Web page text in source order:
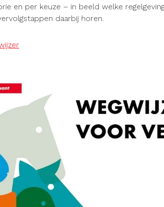
en per keuze – in beeld welke
daarbij horen.